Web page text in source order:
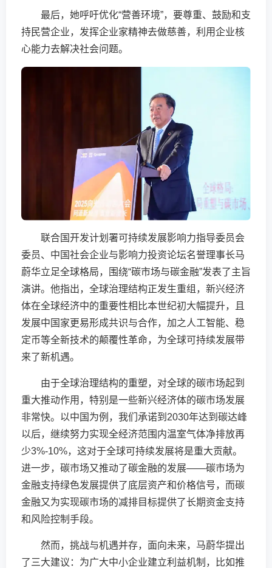
最后，她呼吁优化“营善环境”，要尊重、鼓励和支
持民营企业，发挥企业家精神去做慈善，利用企业核
心能力去解决社会问题。
联合国开发计划署可持续发展影响力指导委员会
委员、中国社会企业与影响力投资论坛名誉理事长马
蔚华立足全球格局，围绕“碳市场与碳金融”发表了主旨
演讲。他指出，全球治理结构正发生重组，新兴经济
体在全球经济中的重要性相比本世纪初大幅提升，且
发展中国家更易形成共识与合作，加之人工智能、稳
定币等全新技术的颠覆性革命，为全球可持续发展带
来了新机遇。
由于全球治理结构的重塑，对全球的碳市场起到
重大推动作用，特别是一些新兴经济体的碳市场发展
非常快。以中国为例，我们承诺到2030年达到碳达峰
以后，继续努力实现全经济范围内温室气体净排放再
少3%-10%，这对于全球可持续发展将是重大贡献。
进一步，碳市场又推动了碳金融的发展——碳市场为
金融支持绿色发展提供了底层资产和价格信号，而碳
金融又为实现碳市场的减排目标提供了长期资金支持
和风险控制手段。
然而，挑战与机遇并存，面向未来，马蔚华提出
了三大建议：为广大中小企业建立利益机制，比如推